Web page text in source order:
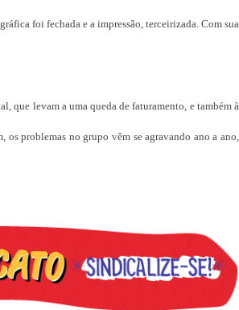
foi fechada e a impressão, terceirizada. Com sua
que levam a uma queda de faturamento, e também à
problemas no grupo vêm se agravando ano a ano,